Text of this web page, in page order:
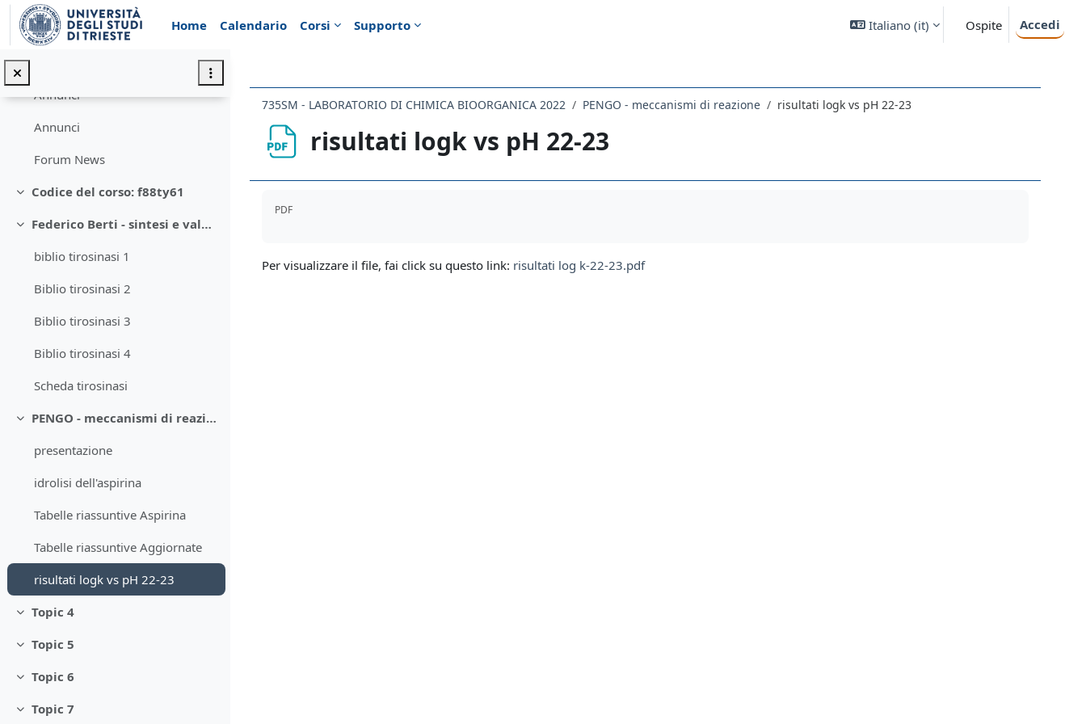
Vai al contenuto principale
Home
Calendario Corsi Supporto Italiano ‎(it)‎ Ospite Accedi
Minimizza
Annunci
Annunci
Forum News
Minimizza
Codice del corso: f88ty61
Minimizza
Federico Berti - sintesi e valutazione di inibitori della tirosinasi
biblio tirosinasi 1
Biblio tirosinasi 2
Biblio tirosinasi 3
Biblio tirosinasi 4
Scheda tirosinasi
Minimizza
PENGO - meccanismi di reazione
presentazione
idrolisi dell'aspirina
Tabelle riassuntive Aspirina
Tabelle riassuntive Aggiornate
risultati logk vs pH 22-23
Minimizza
Topic 4
Minimizza
Topic 5
Minimizza
Topic 6
Minimizza
Topic 7
735SM - LABORATORIO DI CHIMICA BIOORGANICA 2022 PENGO - meccanismi di reazione risultati logk vs pH 22-23
risultati logk vs pH 22-23
PDF
Per visualizzare il file, fai click su questo link: risultati log k-22-23.pdf